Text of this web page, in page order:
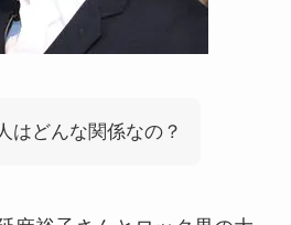
はどんな関係なの？